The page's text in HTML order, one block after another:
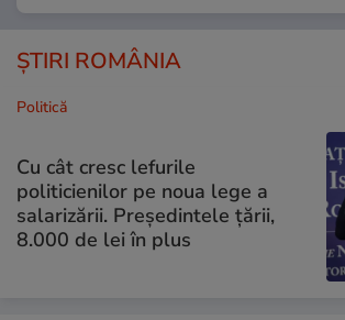
ȘTIRI ROMÂNIA
Politică
Cu cât cresc lefurile
politicienilor pe noua lege a
salarizării. Președintele țării,
8.000 de lei în plus